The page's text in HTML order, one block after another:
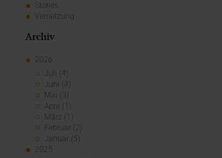
Stories
Vernetzung
Archiv
2026
Juli (4)
Juni (4)
Mai (3)
April (1)
März (1)
Februar (2)
Januar (5)
2025